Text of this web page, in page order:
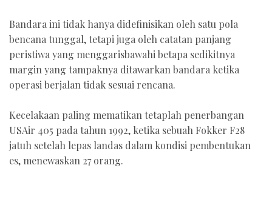
Bandara ini tidak hanya didefinisikan oleh satu pola
bencana tunggal, tetapi juga oleh catatan panjang
peristiwa yang menggarisbawahi betapa sedikitnya
margin yang tampaknya ditawarkan bandara ketika
operasi berjalan tidak sesuai rencana.
Kecelakaan paling mematikan tetaplah penerbangan
USAir 405 pada tahun 1992, ketika sebuah Fokker F28
jatuh setelah lepas landas dalam kondisi pembentukan
es, menewaskan 27 orang.